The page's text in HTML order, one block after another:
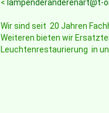
< lampenderanderenart@t-
Wir sind seit 20 Jahren
Weiteren bieten wir
Leuchtenrestaurierung in